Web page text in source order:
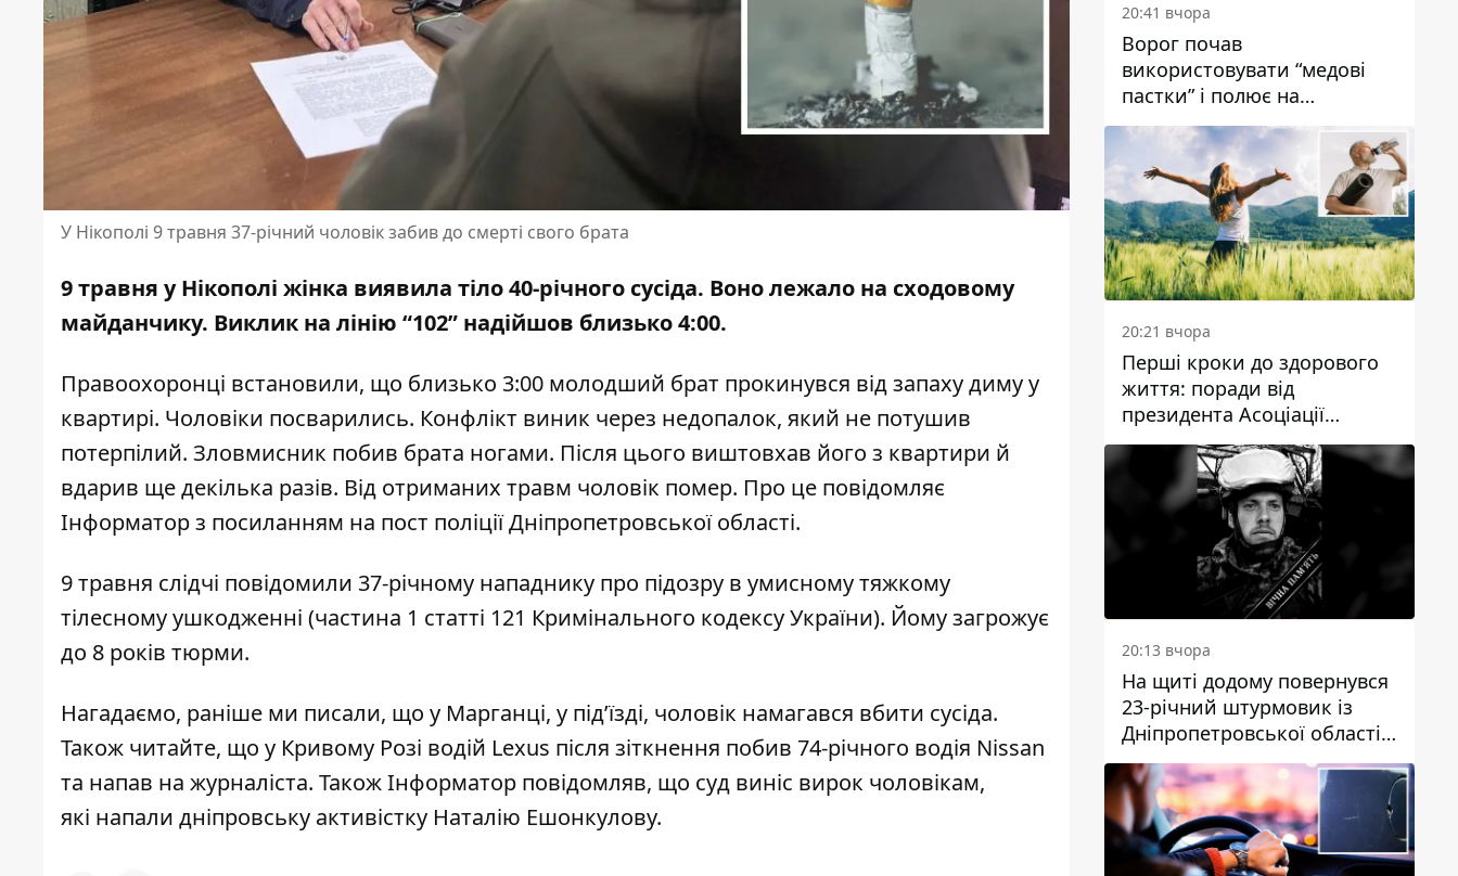
У Нікополі 9 травня 37-річний чоловік забив до смерті свого брата
9 травня у Нікополі жінка виявила тіло 40-річного сусіда. Воно лежало на сходовому
майданчику. Виклик на лінію “102” надійшов близько 4:00.
Правоохоронці встановили, що близько 3:00 молодший брат прокинувся від запаху диму у
квартирі. Чоловіки посварились. Конфлікт виник через недопалок, який не потушив
потерпілий. Зловмисник побив брата ногами. Після цього виштовхав його з квартири й
вдарив ще декілька разів. Від отриманих травм чоловік помер. Про це повідомляє
Інформатор з посиланням на пост поліції Дніпропетровської області.
9 травня слідчі повідомили 37-річному нападнику про підозру в умисному тяжкому
тілесному ушкодженні (частина 1 статті 121 Кримінального кодексу України). Йому загрожує
до 8 років тюрми.
Нагадаємо, раніше ми писали, що у Марганці, у під’їзді, чоловік намагався вбити сусіда.
Також читайте, що у Кривому Розі водій Lexus після зіткнення побив 74-річного водія Nissan
та напав на журналіста. Також Інформатор повідомляв, що суд виніс вирок чоловікам,
які напали дніпровську активістку Наталію Ешонкулову.
20:41 вчора
Ворог почав
використовувати “медові
пастки” і полює на
українських військових
20:21 вчора
Перші кроки до здорового
життя: поради від
президента Асоціації
дієтологів України
20:13 вчора
На щиті додому повернувся
23-річний штурмовик із
Дніпропетровської області
Богдан Бескровний